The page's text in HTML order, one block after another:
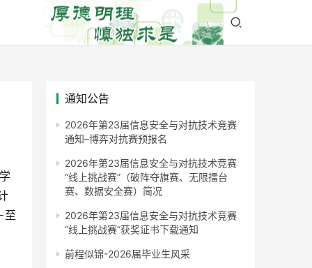
至
通知公告
2026年第23届信息安全与对抗技术竞赛
通知–博弈对抗赛预报名
2026年第23届信息安全与对抗技术竞赛
“线上挑战赛”（破阵夺旗赛、无限擂台
赛、数据安全赛）简况
2026年第23届信息安全与对抗技术竞赛
“线上挑战赛”获奖证书下载通知
前程似锦-2026届毕业生风采